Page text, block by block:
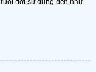
đời sử dụng đến như